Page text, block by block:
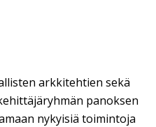
arkkitehtien sekä
panoksen
nykyisiä toimintoja